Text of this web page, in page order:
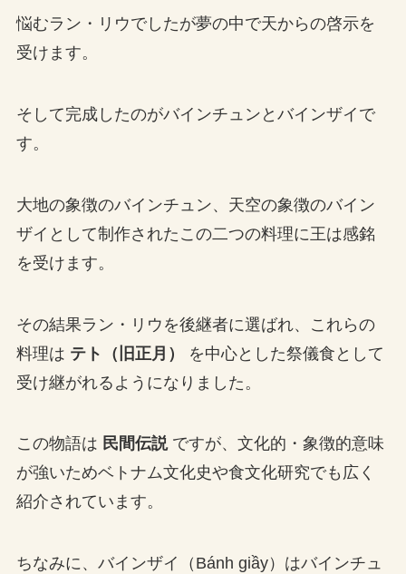
悩むラン・リウでしたが夢の中で天からの啓示を
受けます。
そして完成したのがバインチュンとバインザイで
す。
大地の象徴のバインチュン、天空の象徴のバイン
ザイとして制作されたこの二つの料理に王は感銘
を受けます。
その結果ラン・リウを後継者に選ばれ、これらの
料理は テト（旧正月）
を中心とした祭儀食として
受け継がれるようになりました。
この物語は 民間伝説ですが、文化的・象徴的意味
が強いためベトナム文化史や食文化研究でも広く
紹介されています。
ちなみに、バインザイ（Bánh giầy）はバインチュ